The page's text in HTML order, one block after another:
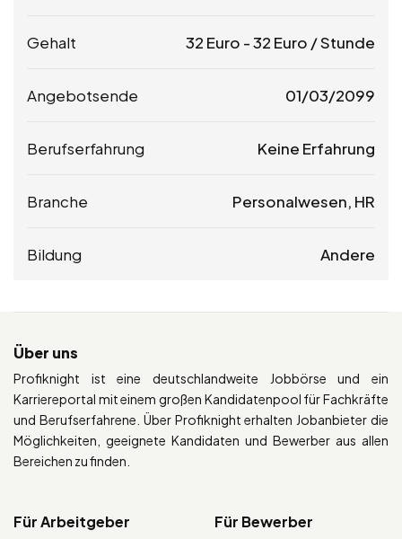
Gehalt 32 Euro -32 Euro / Stunde
Angebotsende 01/03/2099
Berufserfahrung Keine Erfahrung
Branche Personalwesen, HR
Bildung Andere
Über uns
Profiknight ist eine deutschlandweite Jobbörse und ein
Karriereportal mit einem großen Kandidatenpool für Fachkräfte
und Berufserfahrene. Über Profiknight erhalten Jobanbieter die
Möglichkeiten, geeignete Kandidaten und Bewerber aus allen
Bereichen zu finden.
Für Arbeitgeber Für Bewerber